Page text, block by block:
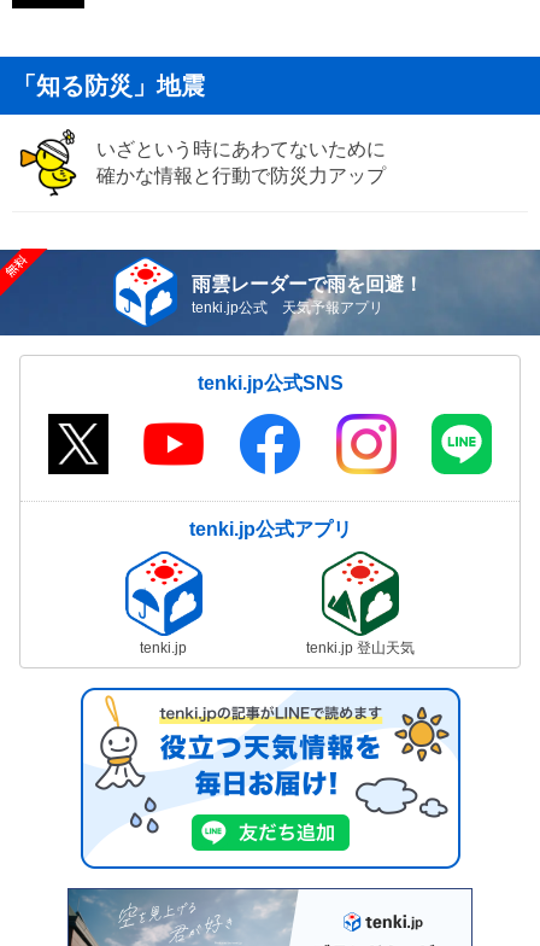
「知る防災」地震
いざという時にあわてないために
確かな情報と行動で防災力アップ
雨雲レーダーで雨を回避！
tenki.jp公式 天気予報アプリ
tenki.jp公式SNS
tenki.jp公式アプリ
tenki.jp tenki.jp 登山天気